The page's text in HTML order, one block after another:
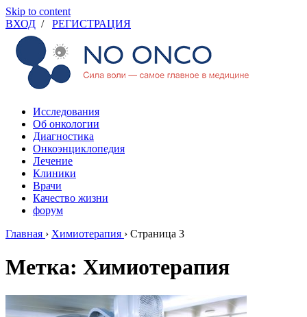
Skip to content
ВХОД / РЕГИСТРАЦИЯ
Исследования
Об онкологии
Диагностика
Онкоэнциклопедия
Лечение
Клиники
Врачи
Качество жизни
форум
Главная › Химиотерапия › Страница 3
Метка: Химиотерапия